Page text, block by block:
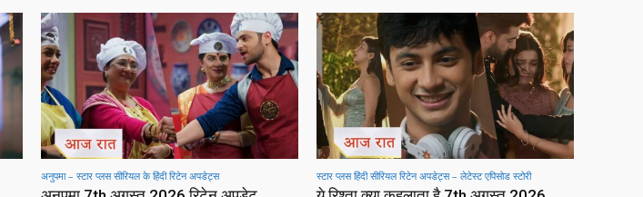
अनुपमा – स्टार प्लस सीरियल के हिंदी रिटेन अपडेट्स स्टार प्लस हिंदी सीरियल रिटेन अपडेट्स – लेटेस्ट एपिसोड स्टोरी